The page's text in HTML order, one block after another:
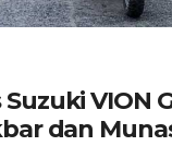
VION
dan